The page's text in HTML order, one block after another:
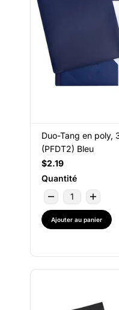
Duo-Tang en poly,
(PFDT2) Bleu
$2.19
Quantité
Ajouter au panier